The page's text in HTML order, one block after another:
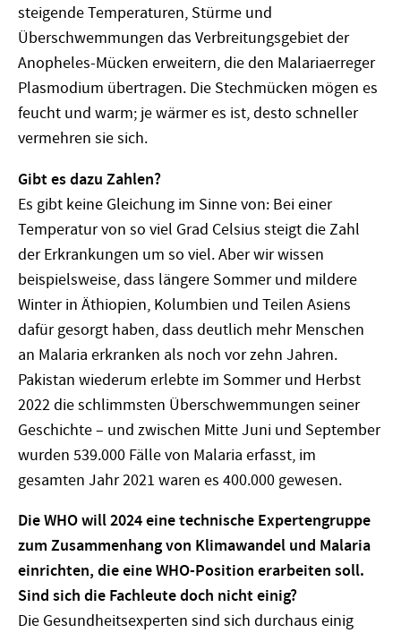
steigende Temperaturen, Stürme und
Überschwemmungen das Verbreitungsgebiet der
Anopheles-Mücken erweitern, die den Malariaerreger
Plasmodium übertragen. Die Stechmücken mögen es
feucht und warm; je wärmer es ist, desto schneller
vermehren sie sich.
Gibt es dazu Zahlen?
Es gibt keine Gleichung im Sinne von: Bei einer
Temperatur von so viel Grad Celsius steigt die Zahl
der Erkrankungen um so viel. Aber wir wissen
beispielsweise, dass längere Sommer und mildere
Winter in Äthiopien, Kolumbien und Teilen Asiens
dafür gesorgt haben, dass deutlich mehr Menschen
an Malaria erkranken als noch vor zehn Jahren.
Pakistan wiederum erlebte im Sommer und Herbst
2022 die schlimmsten Überschwemmungen seiner
Geschichte – und zwischen Mitte Juni und September
wurden 539.000 Fälle von Malaria erfasst, im
gesamten Jahr 2021 waren es 400.000 gewesen.
Die WHO will 2024 eine technische Expertengruppe
zum Zusammenhang von Klimawandel und Malaria
einrichten, die eine WHO-Position erarbeiten soll.
Sind sich die Fachleute doch nicht einig?
Die Gesundheitsexperten sind sich durchaus einig